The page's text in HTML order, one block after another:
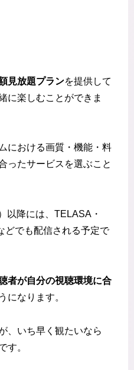
見放題プランを提供して
に楽しむことができま
における画質・機能・料
ったサービスを選ぶこと
以降には、TELASA・
どでも配信される予定で
者が自分の視聴環境に合
になります。
、いち早く観たいなら
す。